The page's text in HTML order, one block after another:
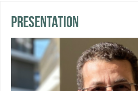
Presentation